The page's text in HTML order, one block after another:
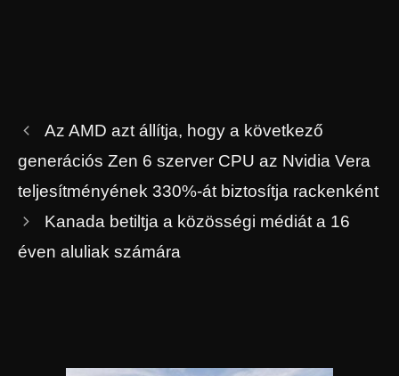
Az AMD azt állítja, hogy a következő
generációs Zen 6 szerver CPU az Nvidia Vera
teljesítményének 330%-át biztosítja rackenként
Kanada betiltja a közösségi médiát a 16
éven aluliak számára